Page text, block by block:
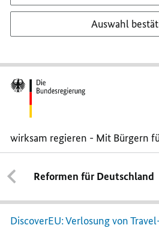
Auswahl
wirksam regieren - Mit Bürgern
Jetzt
bewerben:
Gratis
durch
Europa
reisen
Reformen für Deutschland
DiscoverEU: Verlosung von